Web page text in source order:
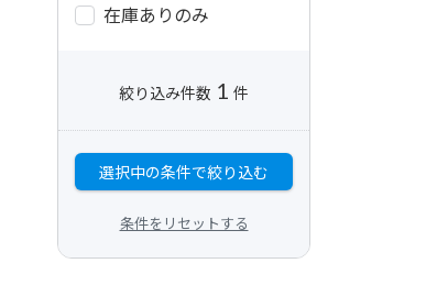
在庫ありのみ
絞り込み件数 1 件
選択中の条件で絞り込む
条件をリセットする